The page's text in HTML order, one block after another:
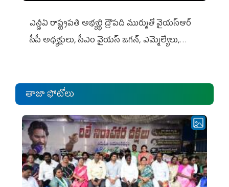
ఎన్డీఏ రాష్ట్ర‌ప‌తి అభ్య‌ర్థి ద్రౌప‌ది ముర్ముతో వైయ‌స్ఆర్
సీపీ అధ్య‌క్షులు, సీఎం వైయ‌స్ జ‌గ‌న్, ఎమ్మెల్యేలు,
తాజా ఫోటోలు